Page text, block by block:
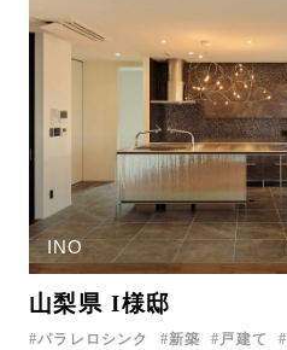
INO
山梨県 I様邸
パラレロシンク 新築 戸建て